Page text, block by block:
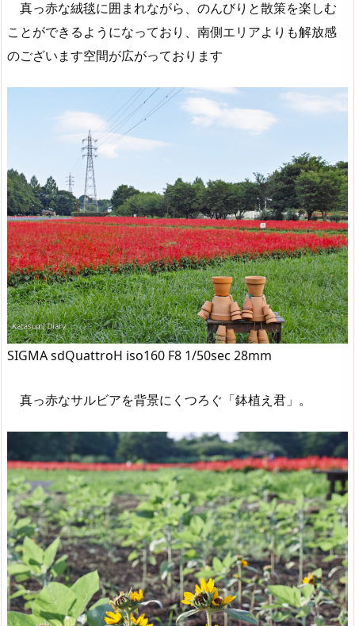
真っ赤な絨毯に囲まれながら、のんびりと散策を楽しむ
ことができるようになっており、南側エリアよりも解放感
のございます空間が広がっております
SIGMA sdQuattroH iso160 F8 1/50sec 28mm
真っ赤なサルビアを背景にくつろぐ「鉢植え君」。